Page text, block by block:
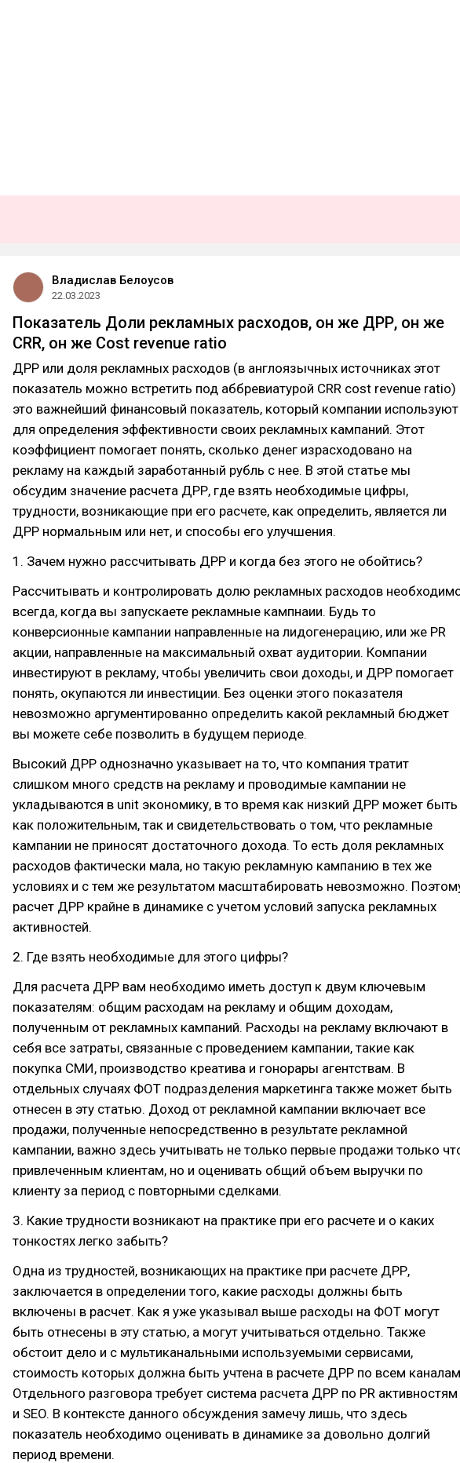
Владислав Белоусов
22.03.2023
Показатель Доли рекламных расходов, он же ДРР, он же
CRR, он же Cost revenue ratio
ДРР или доля рекламных расходов (в англоязычных источниках этот
показатель можно встретить под аббревиатурой CRR cost revenue ratio)
это важнейший финансовый показатель, который компании используют
для определения эффективности своих рекламных кампаний. Этот
коэффициент помогает понять, сколько денег израсходовано на
рекламу на каждый заработанный рубль с нее. В этой статье мы
обсудим значение расчета ДРР, где взять необходимые цифры,
трудности, возникающие при его расчете, как определить, является ли
ДРР нормальным или нет, и способы его улучшения.
1. Зачем нужно рассчитывать ДРР и когда без этого не обойтись?
Рассчитывать и контролировать долю рекламных расходов
всегда, когда вы запускаете рекламные кампнаии. Будь то
конверсионные кампании направленные на лидогенерацию, или же PR
акции, направленные на максимальный охват аудитории. Компании
инвестируют в рекламу, чтобы увеличить свои доходы, и ДРР помогает
понять, окупаются ли инвестиции. Без оценки этого показателя
невозможно аргументированно определить какой рекламный бюджет
вы можете себе позволить в будущем периоде.
Высокий ДРР однозначно указывает на то, что компания тратит
слишком много средств на рекламу и проводимые кампании не
укладываются в unit экономику, в то время как низкий ДРР может быть
как положительным, так и свидетельствовать о том, что рекламные
кампании не приносят достаточного дохода. То есть доля рекламных
расходов фактически мала, но такую рекламную кампанию в тех же
условиях и с тем же результатом масштабировать невозможно.
расчет ДРР крайне в динамике с учетом условий запуска рекламных
активностей.
2. Где взять необходимые для этого цифры?
Для расчета ДРР вам необходимо иметь доступ к двум ключевым
показателям: общим расходам на рекламу и общим доходам,
полученным от рекламных кампаний. Расходы на рекламу включают в
себя все затраты, связанные с проведением кампании, такие как
покупка СМИ, производство креатива и гонорары агентствам. В
отдельных случаях ФОТ подразделения маркетинга также может быть
отнесен в эту статью. Доход от рекламной кампании включает все
продажи, полученные непосредственно в результате рекламной
кампании, важно здесь учитывать не только первые продажи только
привлеченным клиентам, но и оценивать общий объем выручки по
клиенту за период с повторными сделками.
3. Какие трудности возникают на практике при его расчете и о каких
тонкостях легко забыть?
Одна из трудностей, возникающих на практике при расчете ДРР,
заключается в определении того, какие расходы должны быть
включены в расчет. Как я уже указывал выше расходы на ФОТ могут
быть отнесены в эту статью, а могут учитываться отдельно. Также
обстоит дело и с мультиканальными используемыми сервисами,
стоимость которых должна быть учтена в расчете ДРР по всем
Отдельного разговора требует система расчета ДРР по PR активностям
и SEO. В контексте данного обсуждения замечу лишь, что здесь
показатель необходимо оценивать в динамике за довольно долгий
период времени.